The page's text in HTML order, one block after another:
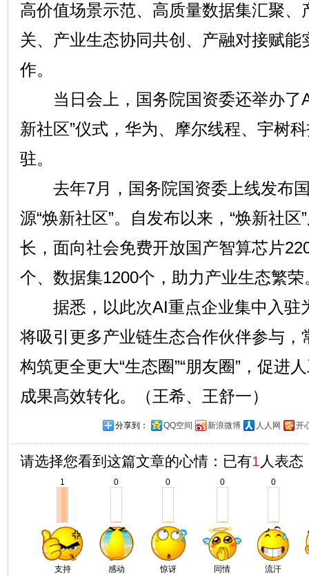
高价值场景示范、高质量数据集汇聚、
关、产业生态协同共创、产融对接赋能
作。
当日会上，国务院国资委还举办了
新社区”仪式，华为、摩尔线程、宇树
驻。
去年7月，国务院国资委上线发布国
源“焕新社区”。自发布以来，“焕新社
长，面向社会免费开放国产智算芯片
个、数据集1200个，助力产业生态繁荣
据悉，以此次AI重点企业集中入驻
将吸引更多产业链生态合作伙伴参与，
构筑更全更大“生态圈”“朋友圈”，促进
成果高效转化。（王希、王舒一）
分享到： QQ空间 新浪微博 人人网 开
请选择您看到这篇文章的心情：已有1 人表态
1
支持
0
感动
0
惊讶
0
同情
0
流汗